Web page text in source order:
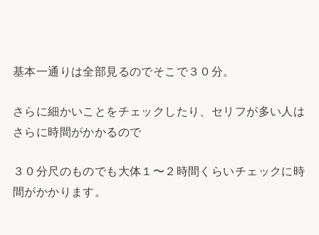
基本一通りは全部見るのでそこで３０分。
さらに細かいことをチェックしたり、セリフが多い人は
さらに時間がかかるので
３０分尺のものでも大体１〜２時間くらいチェックに時
間がかかります。